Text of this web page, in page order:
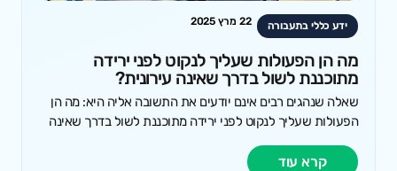
ידע כללי בתעבורה 22 מרץ 2025
מה הן הפעולות שעליך לנקוט לפני ירידה
מתוכננת לשול בדרך שאינה עירונית?
שאלה שנהגים רבים אינם יודעים את התשובה אליה היא: מה הן
הפעולות שעליך לנקוט לפני ירידה מתוכננת לשול בדרך שאינה
קרא עוד